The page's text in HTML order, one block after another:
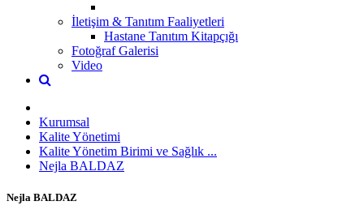
İletişim & Tanıtım Faaliyetleri
Hastane Tanıtım Kitapçığı
Fotoğraf Galerisi
Video
Kurumsal
Kalite Yönetimi
Kalite Yönetim Birimi ve Sağlık ...
Nejla BALDAZ
Nejla BALDAZ